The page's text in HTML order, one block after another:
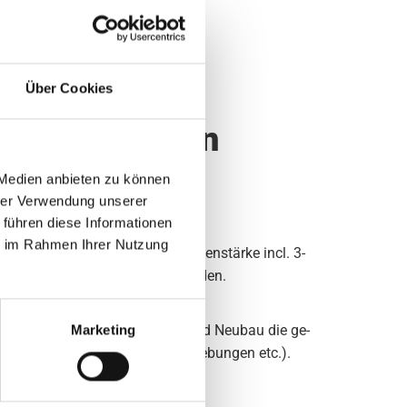
Über Cookies
anbieten zu können
Verwendung unserer
diese Informationen
Rahmen Ihrer Nutzung
Marketing
mehr
Lösungen
auch Fens­ter mit 90 mm Rah­men­stär­ke incl. 3-
ge­lie­fert und mon­tiert wer­den.
rea­li­siert wer­den.
lie­fern und mon­tie­ren im Alt- und Neu­bau die ge­
DIN-Vor­schrif­ten (z. B. Ab­kle­bun­gen etc.).